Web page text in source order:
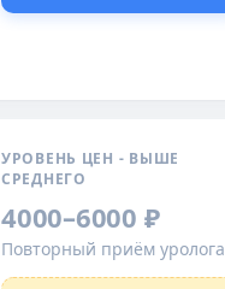
УРОВЕНЬ ЦЕН - ВЫШЕ
СРЕДНЕГО
4000–6000 ₽
Повторный приём уролога